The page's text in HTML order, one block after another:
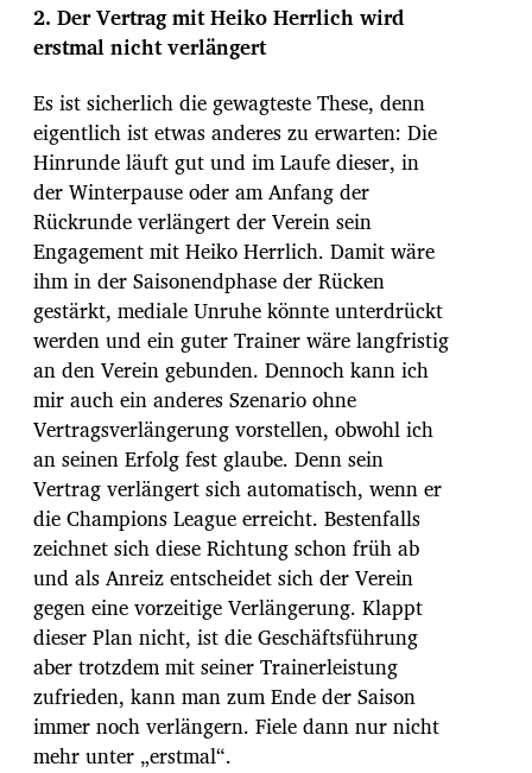
2. Der Vertrag mit Heiko Herrlich wird
erstmal nicht verlängert
Es ist sicherlich die gewagteste These, denn
eigentlich ist etwas anderes zu erwarten: Die
Hinrunde läuft gut und im Laufe dieser, in
der Winterpause oder am Anfang der
Rückrunde verlängert der Verein sein
Engagement mit Heiko Herrlich. Damit wäre
ihm in der Saisonendphase der Rücken
gestärkt, mediale Unruhe könnte unterdrückt
werden und ein guter Trainer wäre langfristig
an den Verein gebunden. Dennoch kann ich
mir auch ein anderes Szenario ohne
Vertragsverlängerung vorstellen, obwohl ich
an seinen Erfolg fest glaube. Denn sein
Vertrag verlängert sich automatisch, wenn er
die Champions League erreicht. Bestenfalls
zeichnet sich diese Richtung schon früh ab
und als Anreiz entscheidet sich der Verein
gegen eine vorzeitige Verlängerung. Klappt
dieser Plan nicht, ist die Geschäftsführung
aber trotzdem mit seiner Trainerleistung
zufrieden, kann man zum Ende der Saison
immer noch verlängern. Fiele dann nur nicht
mehr unter „erstmal“.